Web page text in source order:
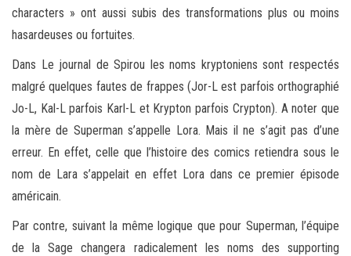
characters » ont aussi subis des transformations plus ou moins
hasardeuses ou fortuites.
Dans Le journal de Spirou les noms kryptoniens sont respectés
malgré quelques fautes de frappes (Jor-L est parfois orthographié
Jo-L, Kal-L parfois Karl-L et Krypton parfois Crypton). A noter que
la mère de Superman s’appelle Lora. Mais il ne s’agit pas d’une
erreur. En effet, celle que l’histoire des comics retiendra sous le
nom de Lara s’appelait en effet Lora dans ce premier épisode
américain.
Par contre, suivant la même logique que pour Superman, l’équipe
de la Sage changera radicalement les noms des supporting